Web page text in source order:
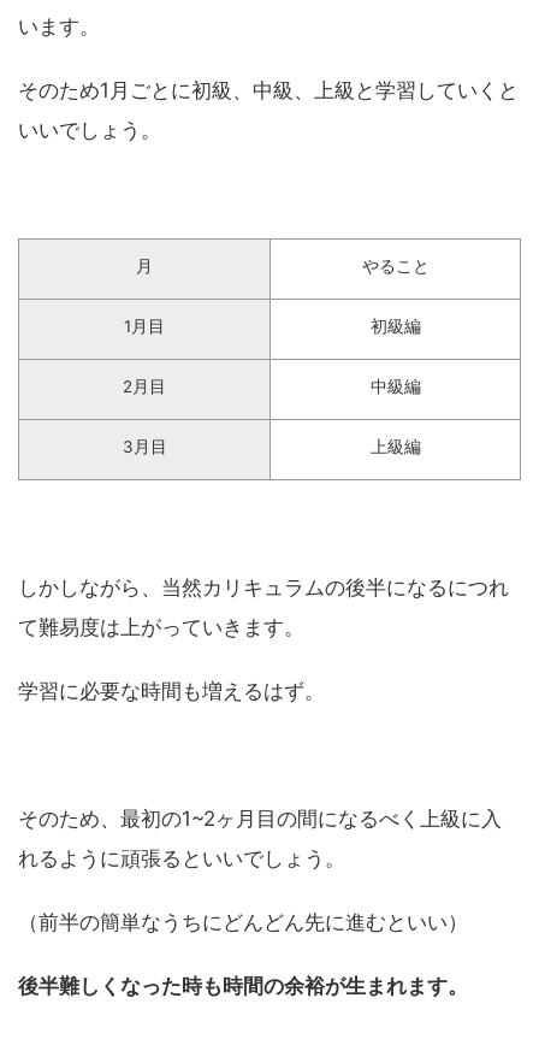
います。
そのため1月ごとに初級、中級、上級と学習していくと
いいでしょう。
月 やること
1月目 初級編
2月目 中級編
3月目 上級編
しかしながら、当然カリキュラムの後半になるにつれ
て難易度は上がっていきます。
学習に必要な時間も増えるはず。
そのため、最初の1~2ヶ月目の間になるべく上級に入
れるように頑張るといいでしょう。
（前半の簡単なうちにどんどん先に進むといい）
後半難しくなった時も時間の余裕が生まれます。